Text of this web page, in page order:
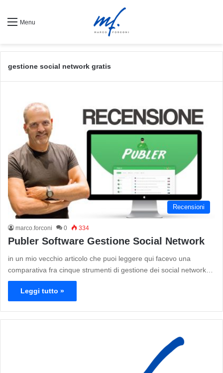
Menu
gestione social network gratis
Recensioni
marco.forconi 0 334
Publer Software Gestione Social Network
in un mio vecchio articolo che puoi leggere qui facevo una
comparativa fra cinque strumenti di gestione dei social network…
Leggi tutto »